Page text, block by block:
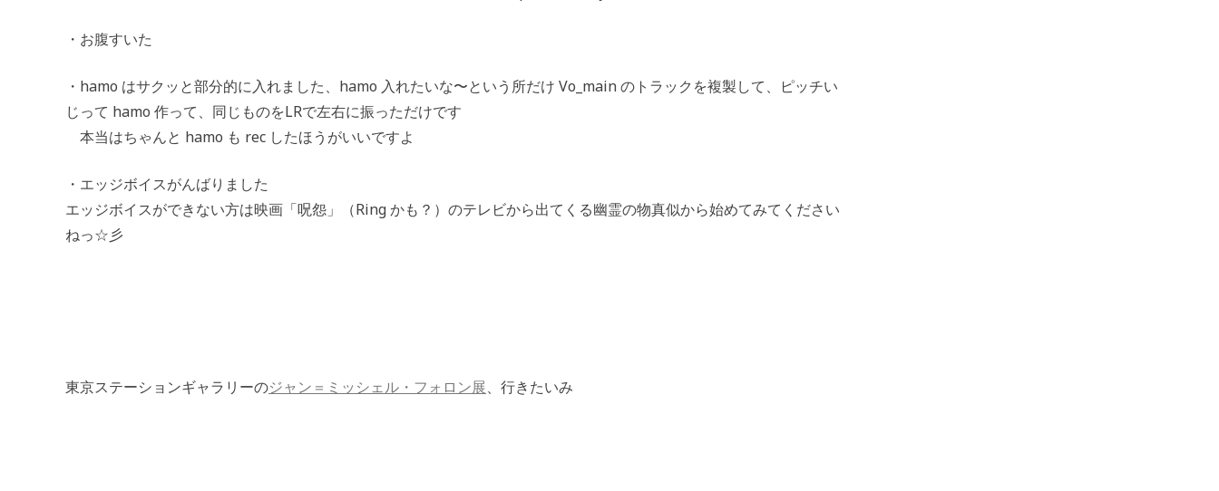
・お腹すいた
・hamo はサクッと部分的に入れました、hamo 入れたいな〜という所だけ Vo_main のトラックを複製して、ピッチい
じって hamo 作って、同じものをLRで左右に振っただけです
本当はちゃんと hamo も rec したほうがいいですよ
・エッジボイスがんばりました
エッジボイスができない方は映画「呪怨」（Ring かも？）のテレビから出てくる幽霊の物真似から始めてみてください
ねっ☆彡
東京ステーションギャラリーのジャン＝ミッシェル・フォロン展、行きたいみ